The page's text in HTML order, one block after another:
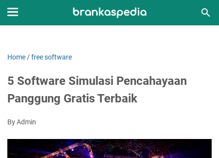
Home /free software
5 Software Simulasi Pencahayaan
Panggung Gratis Terbaik
By Admin